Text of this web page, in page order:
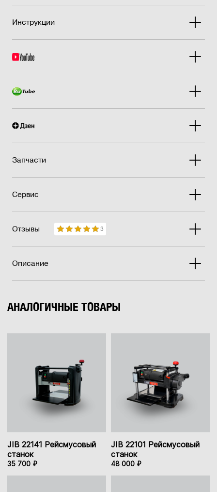
Инструкции
Запчасти
Сервис
Отзывы 3
Описание
АНАЛОГИЧНЫЕ ТОВАРЫ
JIB 22141 Рейсмусовый
станок
35 700 ₽
JIB 22101 Рейсмусовый
станок
48 000 ₽